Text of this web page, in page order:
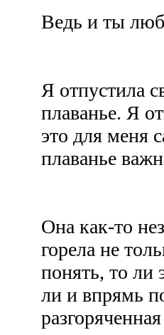
Ведь и ты
Я отпустила
плаванье. Я
это для меня
плаванье
Она как-то
горела не
понять, то ли
ли и впрямь